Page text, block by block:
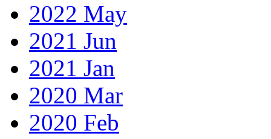
2022 May
2021 Jun
2021 Jan
2020 Mar
2020 Feb